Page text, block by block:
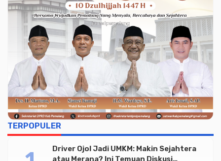
TERPOPULER
Driver Ojol Jadi UMKM: Makin Sejahtera
atau Merana? Ini Temuan Diskusi